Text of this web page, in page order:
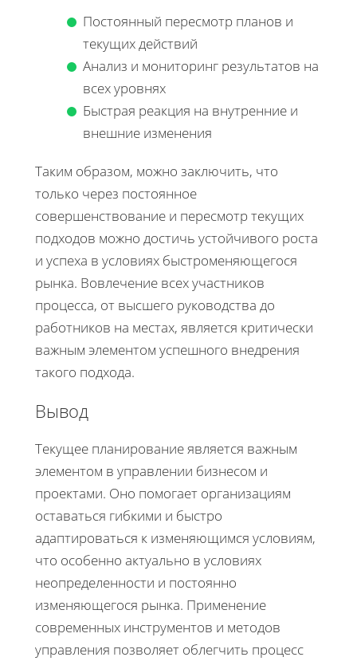
Постоянный пересмотр планов и
текущих действий
Анализ и мониторинг результатов на
всех уровнях
Быстрая реакция на внутренние и
внешние изменения
Таким образом, можно заключить, что
только через постоянное
совершенствование и пересмотр текущих
подходов можно достичь устойчивого роста
и успеха в условиях быстроменяющегося
рынка. Вовлечение всех участников
процесса, от высшего руководства до
работников на местах, является критически
важным элементом успешного внедрения
такого подхода.
Вывод
Текущее планирование является важным
элементом в управлении бизнесом и
проектами. Оно помогает организациям
оставаться гибкими и быстро
адаптироваться к изменяющимся условиям,
что особенно актуально в условиях
неопределенности и постоянно
изменяющегося рынка. Применение
современных инструментов и методов
управления позволяет облегчить процесс